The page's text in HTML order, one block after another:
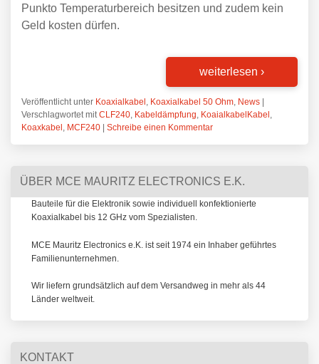
Punkto Temperaturbereich besitzen und zudem kein
Geld kosten dürfen.
weiterlesen ›
Veröffentlicht unter Koaxialkabel , Koaxialkabel 50 Ohm, News
Verschlagwortet mit CLF240, Kabeldämpfung, KoaialkabelKabel ,
Koaxkabel , MCF240 Schreibe einen Kommentar
ÜBER MCE MAURITZ ELECTRONICS E.K.
Bauteile für die Elektronik sowie individuell konfektionierte
Koaxialkabel bis 12 GHz vom Spezialisten.
MCE Mauritz Electronics e.K. ist seit 1974 ein Inhaber geführtes
Familienunternehmen.
Wir liefern grundsätzlich auf dem Versandweg in mehr als 44
Länder weltweit.
KONTAKT